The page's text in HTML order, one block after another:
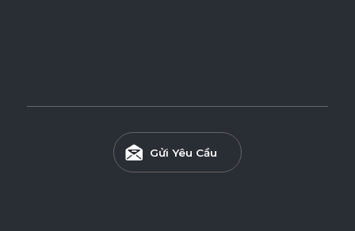
năng chống nước vượt trội và chống mối mọt hiệu quả, phù
hợp cho các khu vực ẩm ướt như nhà tắm, bếp và khu giặt.
Gửi Yêu Cầu